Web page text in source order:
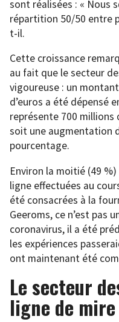
sont réalisées : « Nous
répartition 50/50 entre
t-il.
Cette croissance
au fait que le secteur
vigoureuse : un
d’euros a été dépensé
représente 700 millions
soit une augmentation
pourcentage.
Environ la moitié (49
ligne effectuées au
été consacrées à la
Geeroms, ce n’est pas
coronavirus, il a été
les expériences
ont maintenant été
Le secteur
ligne de mire